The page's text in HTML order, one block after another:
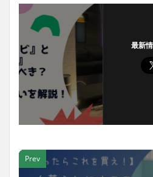
最新
Prev